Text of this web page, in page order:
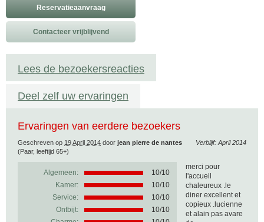
Reservatieaanvraag
Contacteer vrijblijvend
Lees de bezoekersreacties
Deel zelf uw ervaringen
Ervaringen van eerdere bezoekers
Verblijf: April 2014
Geschreven op 19 April 2014 door jean pierre de nantes
(Paar, leeftijd 65+)
Algemeen: 10/10
Kamer:
10/10
Service:
10/10
Ontbijt:
10/10
merci pour
l'accueil
chaleureux .le
diner excellent et
copieux .lucienne
et alain pas avare